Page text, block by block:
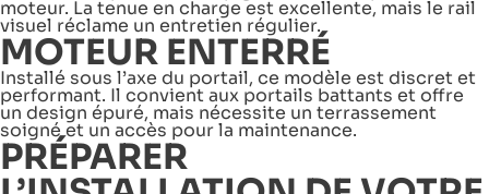
moteur. La tenue en charge est excellente, mais le rail
visuel réclame un entretien régulier.
MOTEUR ENTERRÉ
Installé sous l’axe du portail, ce modèle est discret et
performant. Il convient aux portails battants et offre
un design épuré, mais nécessite un terrassement
soigné et un accès pour la maintenance.
PRÉPARER